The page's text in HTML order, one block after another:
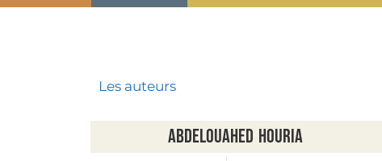
Les auteurs
Abdelouahed Houria